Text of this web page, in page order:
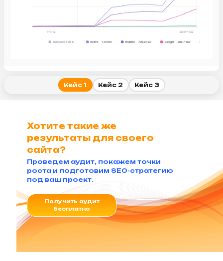
разработали контент-стратегию;
адаптировали контент под AI-поиск;
усилили ссылочный профиль.
+2,2 млн органических визитов
Кейс 1 Кейс 2 Кейс 3
Получить аудит
бесплатно
Хотите такие же
результаты для своего
сайта?
Проведем аудит, покажем точки
роста и подготовим SEO-стратегию
под ваш проект.